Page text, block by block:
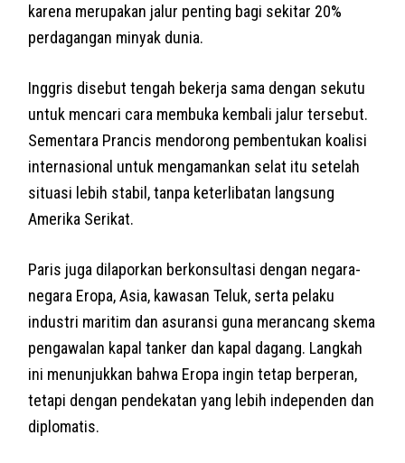
karena merupakan jalur penting bagi sekitar 20%
perdagangan minyak dunia.
Inggris disebut tengah bekerja sama dengan sekutu
untuk mencari cara membuka kembali jalur tersebut.
Sementara Prancis mendorong pembentukan koalisi
internasional untuk mengamankan selat itu setelah
situasi lebih stabil, tanpa keterlibatan langsung
Amerika Serikat.
Paris juga dilaporkan berkonsultasi dengan negara-
negara Eropa, Asia, kawasan Teluk, serta pelaku
industri maritim dan asuransi guna merancang skema
pengawalan kapal tanker dan kapal dagang. Langkah
ini menunjukkan bahwa Eropa ingin tetap berperan,
tetapi dengan pendekatan yang lebih independen dan
diplomatis.